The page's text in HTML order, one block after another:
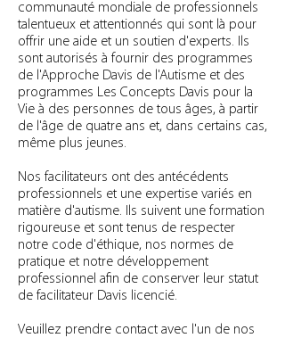
communauté mondiale de professionnels
talentueux et attentionnés qui sont là pour
offrir une aide et un soutien d'experts. Ils
sont autorisés à fournir des programmes
de l'Approche Davis de l'Autisme et des
programmes Les Concepts Davis pour la
Vie à des personnes de tous âges, à partir
de l'âge de quatre ans et, dans certains cas,
même plus jeunes.
Nos facilitateurs ont des antécédents
professionnels et une expertise variés en
matière d'autisme. Ils suivent une formation
rigoureuse et sont tenus de respecter
notre code d'éthique, nos normes de
pratique et notre développement
professionnel afin de conserver leur statut
de facilitateur Davis licencié.
Veuillez prendre contact avec l'un de nos